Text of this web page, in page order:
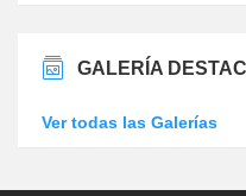
GALERÍA
Ver todas las Galerías